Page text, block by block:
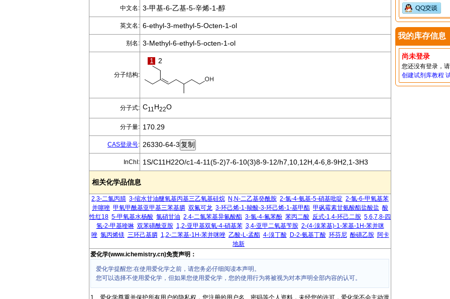
中文名: 3-甲基-6-乙基-5-辛烯-1-醇
英文名: 6-ethyl-3-methyl-5-Octen-1-ol
别名: 3-Methyl-6-ethyl-5-octen-1-ol
分子结构:
1 2
分子式: C11 H22O
分子量: 170.29
CAS登录号: 26330-64-3
InChI: 1S/C11H22O/c1-4-11(5-2)7-6-10(3)8-9-12/h7,10,12H,4-6,8-9H2,1-3H3
相关化学品信息
2,3-二氯丙腈 3-缩水甘油醚氧基丙基三乙氧基硅烷 N,N-二乙基癸酰胺 2-氯-4-氨基-5-硝基吡啶 2-氯-6-甲氧基苯
并噻唑 甲氧甲酰基亚甲基三苯基膦 双氟可龙 3-环己烯-1-羧酸-3-环己烯-1-基甲酯 甲砜霉素甘氨酸酯盐酸盐 酸
性红18 5-甲氧基水杨酸 氯硝甘油 2,4-二氯苯基异氰酸酯 3-氯-4-氟苯酚 苯丙二酸 反式-1,4-环己二胺 5,6,7,8-四
氢-2-甲基喹啉 双苯磺酰亚胺 1,2-亚甲基双氧-4-硝基苯 3,4-亚甲二氧基苄胺 2-(4-溴苯基)-1-苯基-1H-苯并咪
唑 氯丙烯镁 三环己基膦 1,2-二苯基-1H-苯并咪唑 乙酸-L-孟酯 4-溴丁酸 D-2-氨基丁酸 环芬尼 酚磺乙胺 阿卡
地新
爱化学(www.ichemistry.cn)免责声明：
爱化学提醒您:在使用爱化学之前，请您务必仔细阅读本声明。
您可以选择不使用爱化学，但如果您使用爱化学，您的使用行为将被视为对本声明全部内容的认可。
1、爱化学尊重并保护所有用户的隐私权，您注册的用户名、密码等个人资料，未经您的许可，爱化学不会主动泄
我的库存信息
尚未登录
您还没有登录，
创建试剂库教程